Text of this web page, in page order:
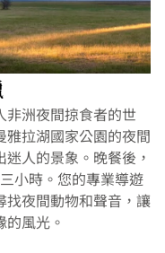
非洲夜間掠食者的世
拉湖國家公園的夜間
人的景象。晚餐後，
小時。您的專業導遊
找夜間動物和聲音，讓
風光。